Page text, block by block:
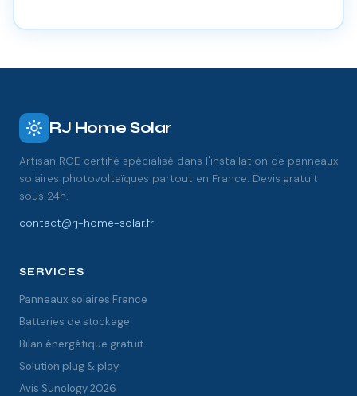
RJ Home Solar
Artisan RGE certifié spécialisé dans l'installation de panneaux
solaires photovoltaïques partout en France. Devis gratuit
sous 24h.
contact@rj-home-solar.fr
SERVICES
Panneaux solaires France
Batteries de stockage
Bilan énergétique gratuit
Solution plug & play
Avis Sunology 2026